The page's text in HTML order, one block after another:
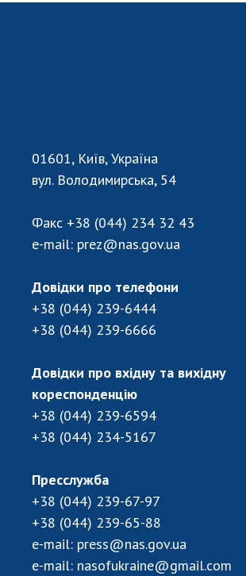
01601, Київ, Україна
вул. Володимирська, 54
Факс +38 (044) 234 32 43
e-mail: prez@nas.gov.ua
Довідки про телефони
+38 (044) 239-6444
+38 (044) 239-6666
Довідки про вхідну та вихідну
кореспонденцію
+38 (044) 239-6594
+38 (044) 234-5167
Пресслужба
+38 (044) 239-67-97
+38 (044) 239-65-88
e-mail: press@nas.gov.ua
e-mail: nasofukraine@gmail.com